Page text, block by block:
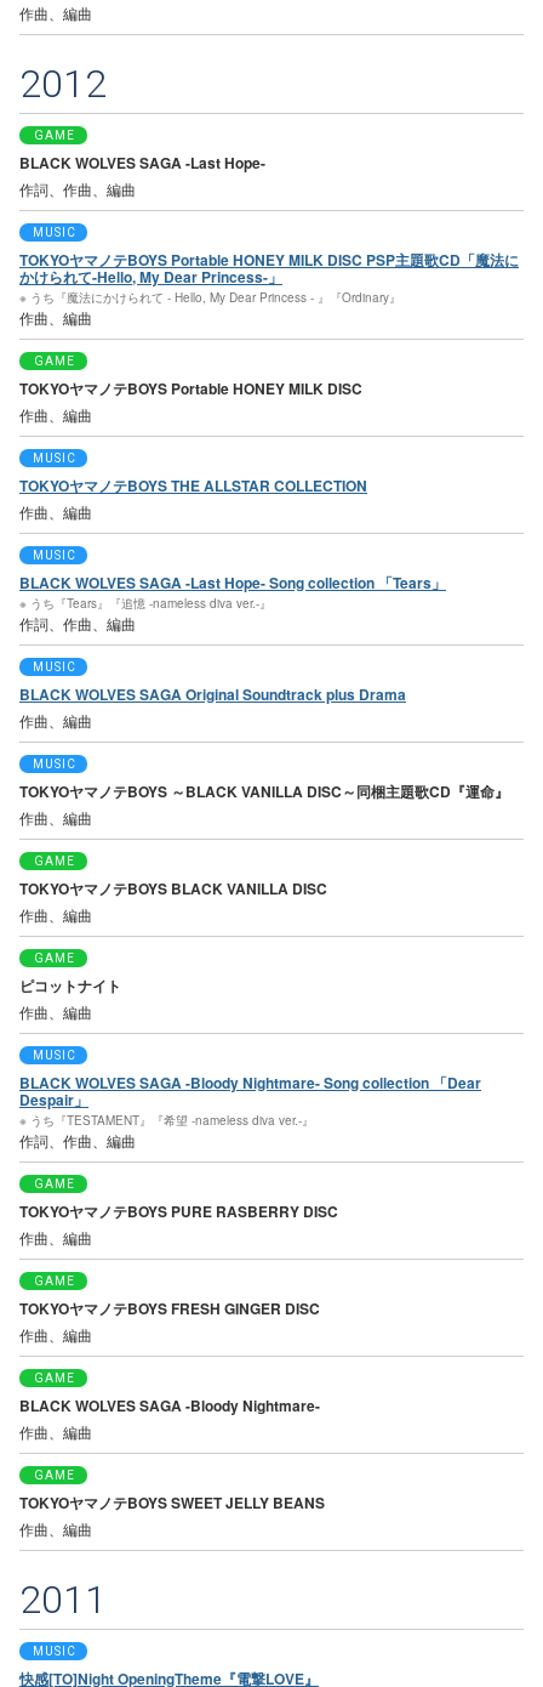
作曲、編曲
2012
GAME
BLACK WOLVES SAGA -Last Hope-
作詞、作曲、編曲
MUSIC
TOKYOヤマノテBOYS Portable HONEY MILK DISC PSP主題歌CD「魔法に
かけられて-Hello, My Dear Princess-」
※ うち『魔法にかけられて - Hello, My Dear Princess - 』『Ordinary』
作曲、編曲
GAME
TOKYOヤマノテBOYS Portable HONEY MILK DISC
作曲、編曲
MUSIC
TOKYOヤマノテBOYS THE ALLSTAR COLLECTION
作曲、編曲
MUSIC
BLACK WOLVES SAGA -Last Hope- Song collection 「Tears」
※ うち『Tears』『追憶 -nameless diva ver.-』
作詞、作曲、編曲
MUSIC
BLACK WOLVES SAGA Original Soundtrack plus Drama
作曲、編曲
MUSIC
TOKYOヤマノテBOYS ～BLACK VANILLA DISC～同梱主題歌CD『運命』
作曲、編曲
GAME
TOKYOヤマノテBOYS BLACK VANILLA DISC
作曲、編曲
GAME
ピコットナイト
作曲、編曲
MUSIC
BLACK WOLVES SAGA -Bloody Nightmare- Song collection 「Dear
Despair」
※ うち『TESTAMENT』『希望 -nameless diva ver.-』
作詞、作曲、編曲
GAME
TOKYOヤマノテBOYS PURE RASBERRY DISC
作曲、編曲
GAME
TOKYOヤマノテBOYS FRESH GINGER DISC
作曲、編曲
GAME
BLACK WOLVES SAGA -Bloody Nightmare-
作曲、編曲
GAME
TOKYOヤマノテBOYS SWEET JELLY BEANS
作曲、編曲
2011
MUSIC
快感[TO]Night OpeningTheme『電撃LOVE』